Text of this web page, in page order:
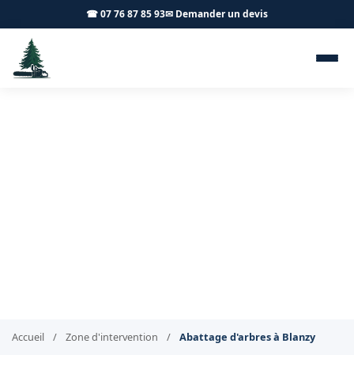
☎ 07 76 87 85 93✉ Demander un devis
Accueil / Zone d'intervention / Abattage d'arbres à Blanzy